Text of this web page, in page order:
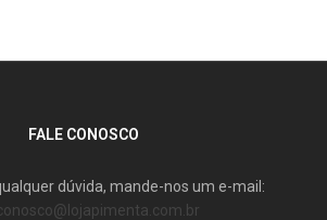
FALE CONOSCO
dúvida, mande-nos um e-mail: